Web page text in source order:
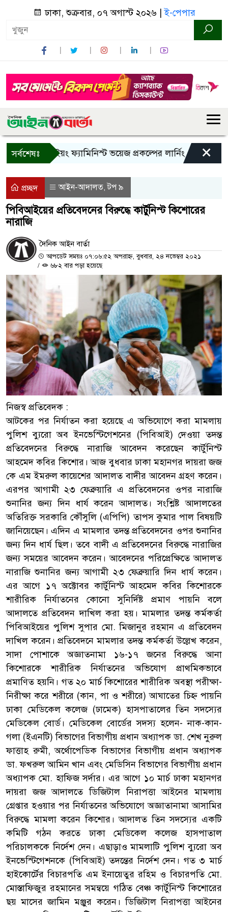
ঢাকা, শুক্রবার, ০৭ অগাস্ট ২০২৬ |ই-পেপার
সর্বশেষঃ
বান্দরবানে ইয়ং ফ্যামিনিস্ট ভয়েজ প্রকল্পের লার্নিং শেয়ারিং×
প্রচ্ছদ আইন-আদালত,টপ ৯
পিবিআইয়ের প্রতিবেদনের বিরুদ্ধে কার্টুনিস্ট কিশোরের
নারাজি
দৈনিক আইন বার্তা
আপডেট সময়ঃ ০৭:০৬:৫২ অপরাহ্ন, বুধবার, ২৪ নভেম্বর ২০২১
/
৬৮২ বার পড়া হয়েছে
নিজস্ব প্রতিবেদক :
আটকের পর নির্যাতন করা হয়েছে এ অভিযোগে করা মামলায়
পুলিশ ব্যুরো অব ইনভেস্টিগেশনের (পিবিআই) দেওয়া তদন্ত
প্রতিবেদনের বিরুদ্ধে নারাজি আবেদন করেছেন কার্টুনিস্ট
আহমেদ কবির কিশোর। আজ বুধবার ঢাকা মহানগর দায়রা জজ
কে এম ইমরুল কায়েশের আদালত বাদীর আবেদন গ্রহণ করেন।
এরপর আগামী ২৩ ফেব্রুয়ারি এ প্রতিবেদনের ওপর নারাজি
শুনানির জন্য দিন ধার্য করেন আদালত। সংশ্লিষ্ট আদালতের
অতিরিক্ত সরকারি কৌঁসুলি (এপিপি) তাপস কুমার পাল বিষয়টি
জানিয়েছেন। এদিন এ মামলার তদন্ত প্রতিবেদনের ওপর শুনানির
জন্য দিন ধার্য ছিল। তবে বাদী এ প্রতিবেদনের বিরুদ্ধে নারাজির
জন্য সময়ের আবেদন করেন। আবেদনের পরিপ্রেক্ষিতে আদালত
নারাজি শুনানির জন্য আগামী ২৩ ফেব্রুয়ারি দিন ধার্য করেন।
এর আগে ১৭ অক্টোবর কার্টুনিস্ট আহমেদ কবির কিশোরকে
শারীরিক নির্যাতনের কোনো সুনির্দিষ্ট প্রমাণ পায়নি বলে
আদালতে প্রতিবেদন দাখিল করা হয়। মামলার তদন্ত কর্মকর্তা
পিবিআইয়ের পুলিশ সুপার মো. মিজানুর রহমান এ প্রতিবেদন
দাখিল করেন। প্রতিবেদনে মামলার তদন্ত কর্মকর্তা উল্লেখ করেন,
সাদা পোশাকে অজ্ঞাতনামা ১৬-১৭ জনের বিরুদ্ধে আনা
কিশোরকে শারীরিক নির্যাতনের অভিযোগ প্রাথমিকভাবে
প্রমাণিত হয়নি। গত ২০ মার্চ কিশোরের শারীরিক অবস্থা পরীক্ষা-
নিরীক্ষা করে শরীরে (কান, পা ও শরীরে) আঘাতের চিহ্ন পায়নি
ঢাকা মেডিকেল কলেজ (ঢামেক) হাসপাতালের তিন সদস্যের
মেডিকেল বোর্ড। মেডিকেল বোর্ডের সদস্য হলেন- নাক-কান-
গলা (ইএনটি) বিভাগের বিভাগীয় প্রধান অধ্যাপক ডা. শেখ নুরুল
ফাত্তাহ রুমী, অর্থোপেডিক বিভাগের বিভাগীয় প্রধান অধ্যাপক
ডা. ফখরুল আমিন খান এবং মেডিসিন বিভাগের বিভাগীয় প্রধান
অধ্যাপক মো. হাফিজ সর্দার। এর আগে ১০ মার্চ ঢাকা মহানগর
দায়রা জজ আদালতে ডিজিটাল নিরাপত্তা আইনের মামলায়
গ্রেপ্তার হওয়ার পর নির্যাতনের অভিযোগে অজ্ঞাতানামা আসামির
বিরুদ্ধে মামলা করেন কিশোর। আদালত তিন সদস্যের একটি
কমিটি গঠন করতে ঢাকা মেডিকেল কলেজ হাসপাতাল
পরিচালককে নির্দেশ দেন। এছাড়াও মামলাটি পুলিশ ব্যুরো অব
ইনভেস্টিগেশনকে (পিবিআই) তদন্তের নির্দেশ দেন। গত ৩ মার্চ
হাইকোর্টের বিচারপতি এম ইনায়েতুর রহিম ও বিচারপতি মো.
মোস্তাফিজুর রহমানের সমন্বয়ে গঠিত বেঞ্চ কার্টুনিস্ট কিশোরের
ছয় মাসের জামিন মঞ্জুর করেন। ডিজিটাল নিরাপত্তা আইনের